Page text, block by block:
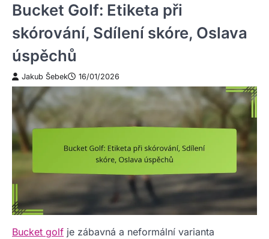
Bucket Golf: Etiketa při
skórování, Sdílení skóre, Oslava
úspěchů
Jakub Šebek 16/01/2026
Bucket golf je zábavná a neformální varianta